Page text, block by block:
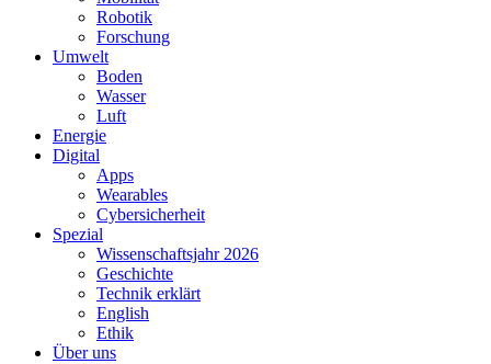
Robotik
Forschung
Umwelt
Boden
Wasser
Luft
Energie
Digital
Apps
Wearables
Cybersicherheit
Spezial
Wissenschaftsjahr 2026
Geschichte
Technik erklärt
English
Ethik
Über uns